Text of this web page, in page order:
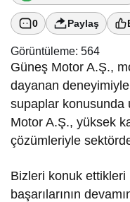
0 Paylaş
Görüntüleme: 564
Güneş Motor A.Ş.,
dayanan
supaplar konusunda
Motor A.Ş., yüksek
çözümleriyle
Bizleri konuk
başarılarının